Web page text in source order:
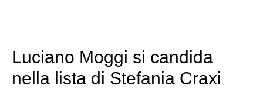
Luciano Moggi si candida
nella lista di Stefania Craxi